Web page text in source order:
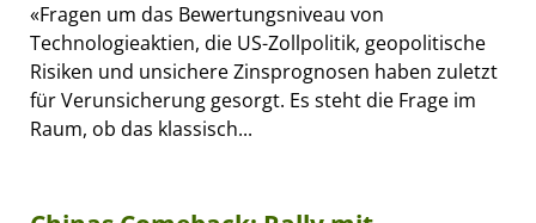
«Fragen um das Bewertungsniveau von
Technologieaktien, die US-Zollpolitik, geopolitische
Risiken und unsichere Zinsprognosen haben zuletzt
für Verunsicherung gesorgt. Es steht die Frage im
Raum, ob das klassisch...